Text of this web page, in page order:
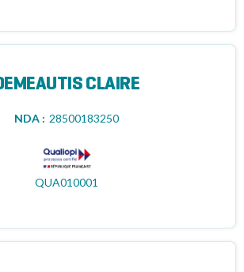
CLAIRE
NDA : 28500183250
QUA010001